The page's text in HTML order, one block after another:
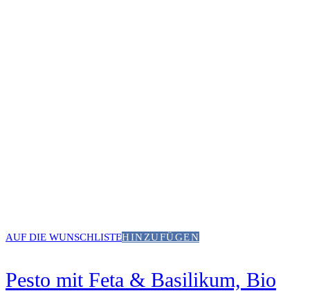
AUF DIE WUNSCHLISTEHINZUFÜGEN
Pesto mit Feta & Basilikum, Bio